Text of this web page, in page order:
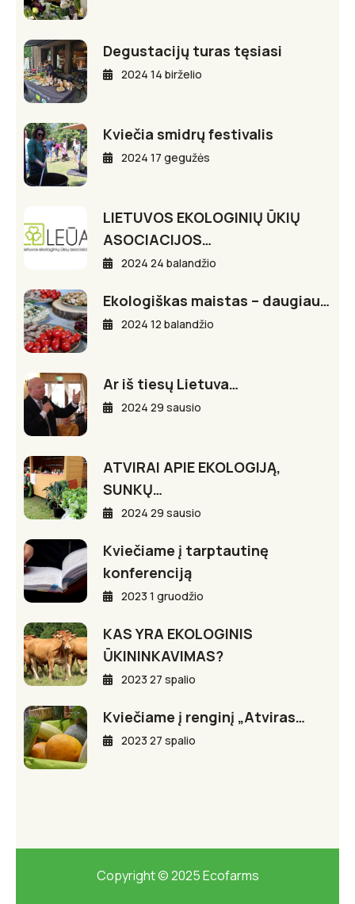
Degustacijų turas tęsiasi
2024 14 birželio
Kviečia smidrų festivalis
2024 17 gegužės
LIETUVOS EKOLOGINIŲ ŪKIŲ
ASOCIACIJOS…
2024 24 balandžio
Ekologiškas maistas – daugiau…
2024 12 balandžio
Ar iš tiesų Lietuva…
2024 29 sausio
ATVIRAI APIE EKOLOGIJĄ,
SUNKŲ…
2024 29 sausio
Kviečiame į tarptautinę
konferenciją
2023 1 gruodžio
KAS YRA EKOLOGINIS
ŪKININKAVIMAS?
2023 27 spalio
Kviečiame į renginį „Atviras…
2023 27 spalio
Copyright © 2025 Ecofarms